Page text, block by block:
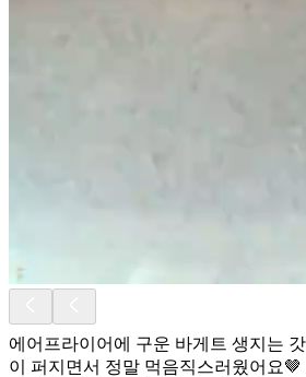
에어프라이어에 구운 바게트 생지는
이 퍼지면서 정말 먹음직스러웠어요